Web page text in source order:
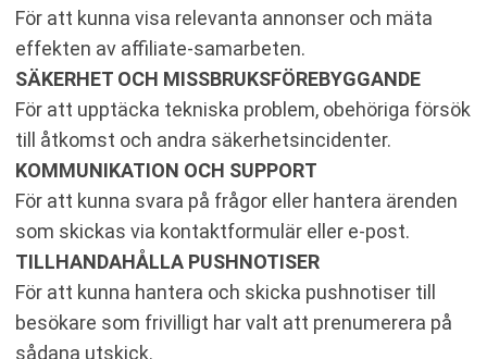
För att kunna visa relevanta annonser och mäta
effekten av affiliate-samarbeten.
SÄKERHET OCH MISSBRUKSFÖREBYGGANDE
För att upptäcka tekniska problem, obehöriga försök
till åtkomst och andra säkerhetsincidenter.
KOMMUNIKATION OCH SUPPORT
För att kunna svara på frågor eller hantera ärenden
som skickas via kontaktformulär eller e-post.
TILLHANDAHÅLLA PUSHNOTISER
För att kunna hantera och skicka pushnotiser till
besökare som frivilligt har valt att prenumerera på
sådana utskick.